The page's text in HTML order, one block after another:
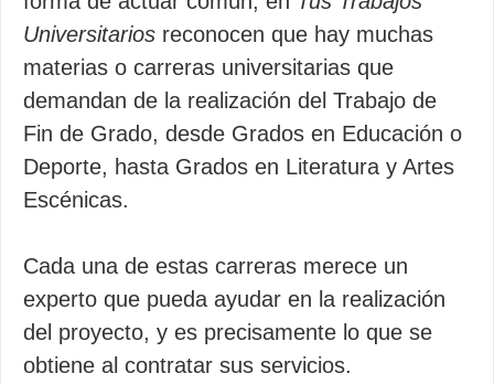
Universitarios reconocen que hay muchas
materias o carreras universitarias que
demandan de la realización del Trabajo de
Fin de Grado, desde Grados en Educación o
Deporte, hasta Grados en Literatura y Artes
Escénicas.
Cada una de estas carreras merece un
experto que pueda ayudar en la realización
del proyecto, y es precisamente lo que se
obtiene al contratar sus servicios.